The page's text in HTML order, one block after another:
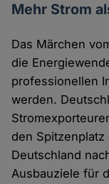
Mehr Strom
Das Märchen
die
professionellen
werden.
den
Deutschland
Ausbauziele für